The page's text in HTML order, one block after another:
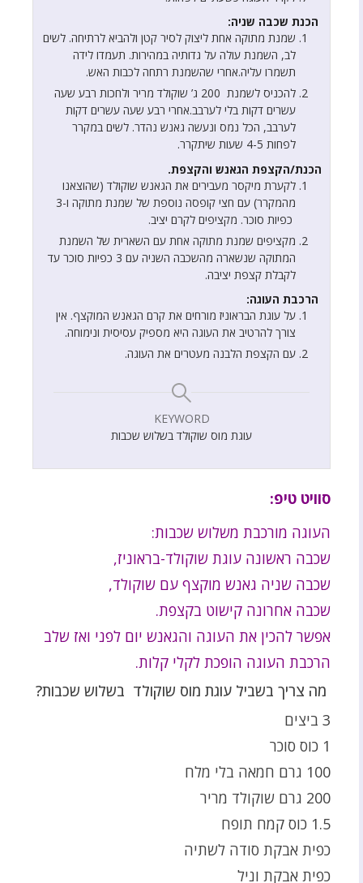
הכנת שכבה שניה:
שמנת מתוקה אחת ליצוק לסיר קטן ולהביא לרתיחה. לשים
לב, השמנת עולה על גדותיה במהירות. תעמדו לידה
תשמרו עליה.אחרי שהשמנת רתחה לכבות האש.
להכניס לשמנת 200 ג’ שוקולד מריר ולחכות רבע שעה
עשרים דקות בלי לערבב.אחרי רבע שעה עשרים דקות
לערבב, הכל נמס ונעשה גאנש נהדר. לשים במקרר
לפחות 4-5 שעות שיתקרר.
הכנת/הקצפת הגאנש והקצפת.
לקערת מיקסר מעבירים את הגאנש שוקולד (שהוצאנו
מהמקרר) עם חצי קופסה נוספת של שמנת מתוקה ו-3
כפיות סוכר. מקציפים לקרם יציב.
מקציפים שמנת מתוקה אחת עם השארית של השמנת
המתוקה שנשארה מהשכבה השניה עם 3 כפיות סוכר עד
לקבלת קצפת יציבה.
הרכבת העוגה:
על עוגת הבראוניז מורחים את קרם הגאנש המוקצף. אין
צורך להרטיב את העוגה היא מספיק עסיסית ונימוחה.
עם הקצפת הלבנה מעטרים את העוגה.
KEYWORD
עוגת מוס שוקולד בשלוש שכבות
סוויט טיפ:
העוגה מורכבת משלוש שכבות:
שכבה ראשונה עוגת שוקולד-בראוניז,
שכבה שניה גאנש מוקצף עם שוקולד,
שכבה אחרונה קישוט בקצפת.
אפשר להכין את העוגה והגאנש יום לפני ואז שלב
הרכבת העוגה הופכת לקלי קלות.
מה צריך בשביל עוגת מוס שוקולד בשלוש שכבות?
3 ביצים
1 כוס סוכר
100 גרם חמאה בלי מלח
200 גרם שוקולד מריר
1.5 כוס קמח תופח
כפית אבקת סודה לשתיה
כפית אבקת וניל